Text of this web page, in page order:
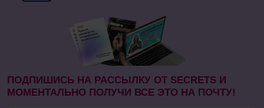
ПОДПИШИСЬ НА РАССЫЛКУ ОТ SECRETS И
МОМЕНТАЛЬНО ПОЛУЧИ ВСЕ ЭТО НА ПОЧТУ!